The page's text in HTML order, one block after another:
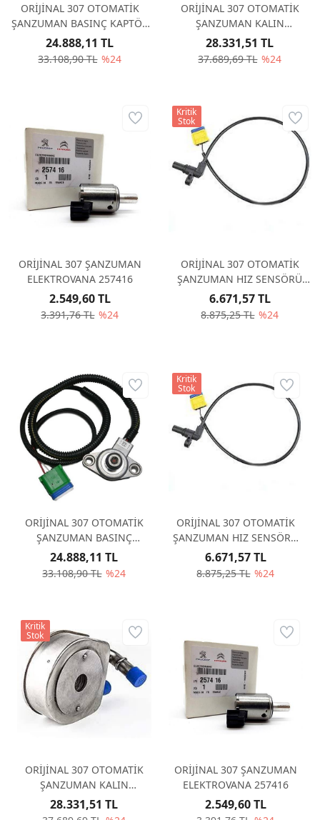
ORİJİNAL 307 OTOMATİK
ŞANZUMAN BASINÇ KAPTÖR
252924
33.108,90 TL %24
24.888,11 TL
ORİJİNAL 307 OTOMATİK
ŞANZUMAN KALIN
ŞANZUMAN YAĞ SOĞUTUCU
AL4 227559
37.689,69 TL %24
28.331,51 TL
ORİJİNAL 307 ŞANZUMAN
ELEKTROVANA 257416
3.391,76 TL %24
2.549,60 TL
ORİJİNAL 307 OTOMATİK
ŞANZUMAN HIZ SENSÖRÜ
252929
8.875,25 TL %24
6.671,57 TL
Kritik
Stok
ORİJİNAL 307 OTOMATİK
ŞANZUMAN BASINÇ
KAPTÖR 252924
33.108,90 TL %24
24.888,11 TL
ORİJİNAL 307 OTOMATİK
ŞANZUMAN HIZ SENSÖRÜ
252929
8.875,25 TL %24
6.671,57 TL
Kritik
Stok
ORİJİNAL 307 OTOMATİK
ŞANZUMAN KALIN
ŞANZUMAN YAĞ
SOĞUTUCU AL4 227559
28.331,51 TL
Kritik
Stok
ORİJİNAL 307 ŞANZUMAN
ELEKTROVANA 257416
2.549,60 TL